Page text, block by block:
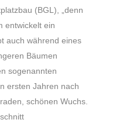
(BGL), „denn
entwickelt ein
auch während eines
Bäumen
sogenannten
ersten Jahren nach
schönen Wuchs.